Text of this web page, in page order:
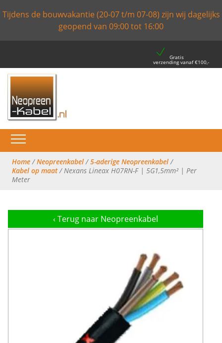
Tijdens de bouwvakantie (20-07 t/m 07-08) zijn wij dagelijks
geopend van 09:00 tot 16:00
Gratis
verzending vanaf €100,-
Home/Neopreenkabel/5-aderige Neopreenkabel/
Kabel op maat/ Nexans Lineax H07RN-F | 5G1,5mm² | Per
Meter
‹ Terug naar Neopreenkabel